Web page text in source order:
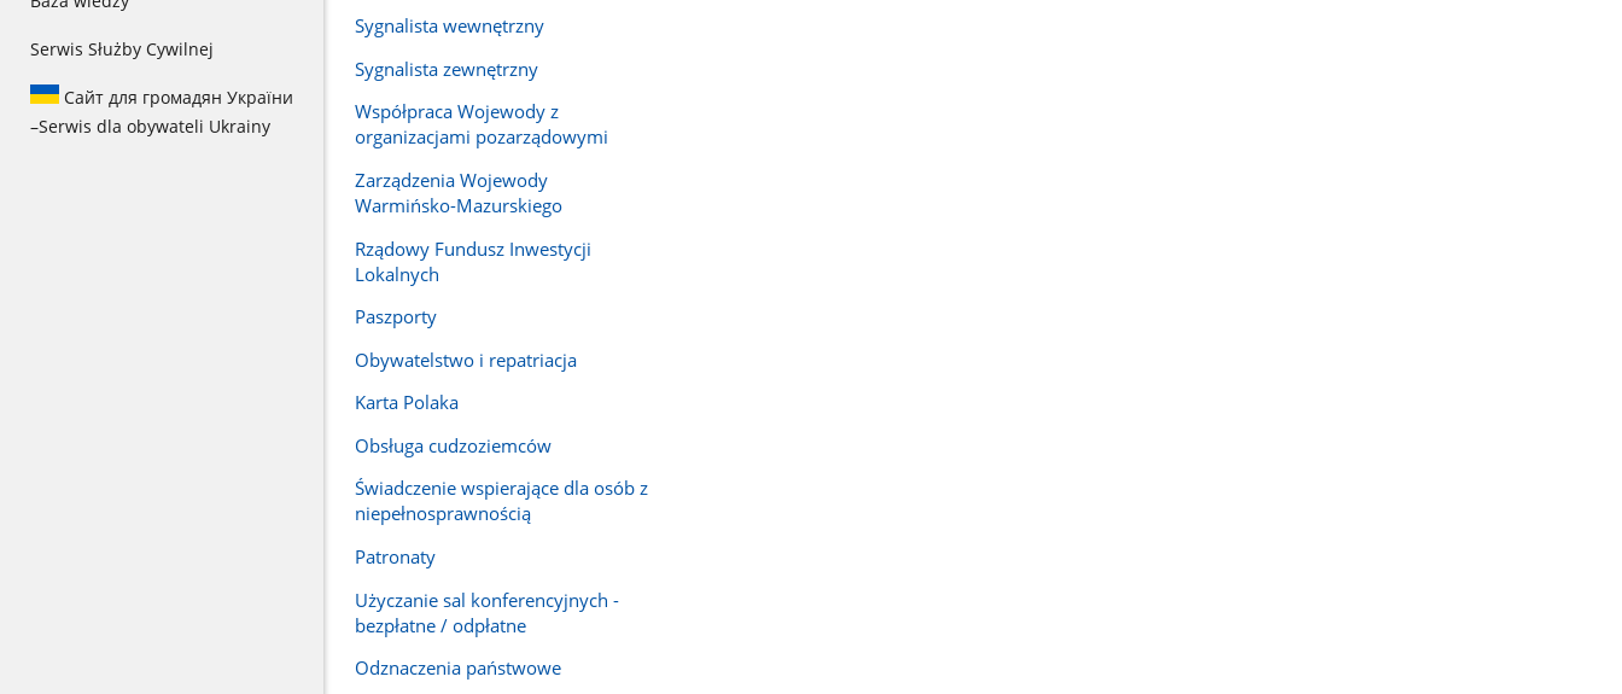
Serwis Służby Cywilnej
Сайт для громадян України
–Serwis dla obywateli Ukrainy
Sygnalista wewnętrzny
Sygnalista zewnętrzny
Współpraca Wojewody z
organizacjami pozarządowymi
Zarządzenia Wojewody
Warmińsko-Mazurskiego
Rządowy Fundusz Inwestycji
Lokalnych
Paszporty
Obywatelstwo i repatriacja
Karta Polaka
Obsługa cudzoziemców
Świadczenie wspierające dla osób z
niepełnosprawnością
Patronaty
Użyczanie sal konferencyjnych -
bezpłatne / odpłatne
Odznaczenia państwowe